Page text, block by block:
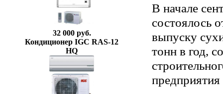
32 000 руб.
Кондиционер IGC RAS-12
HQ
В начале
состоялось
выпуску
тонн в год,